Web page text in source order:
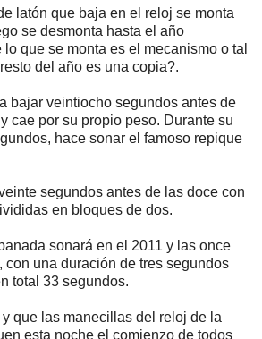
latón que baja en el reloj se monta
se desmonta hasta el año
que se monta es el mecanismo o tal
del año es una copia?.
bajar veintiocho segundos antes de
cae por su propio peso. Durante su
hace sonar el famoso repique
segundos antes de las doce con
en bloques de dos.
sonará en el 2011 y las once
con una duración de tres segundos
total 33 segundos.
que las manecillas del reloj de la
esta noche el comienzo de todos